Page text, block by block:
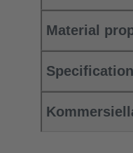
Material